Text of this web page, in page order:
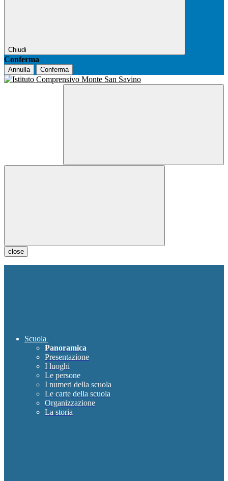
Chiudi
Conferma
Annulla Conferma
close
Scuola
Panoramica
Presentazione
I luoghi
Le persone
I numeri della scuola
Le carte della scuola
Organizzazione
La storia